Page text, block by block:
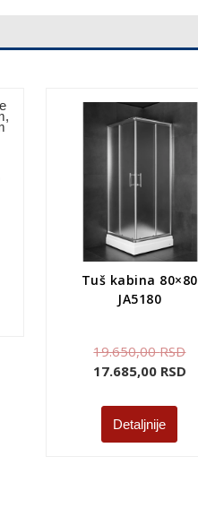
Tuš kabina 80×80
JA5180
19.650,00RSD
17.685,00 RSD
Detaljnije